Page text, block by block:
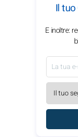
Il
E inoltre: